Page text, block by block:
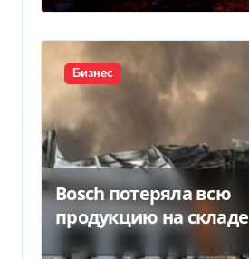
Бизнес
Bosch потеряла всю
продукцию на складе